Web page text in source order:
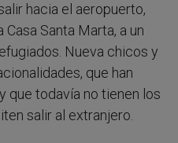
hacia el aeropuerto,
Santa Marta, a un
Nueva chicos y
que han
que todavía no tienen los
salir al extranjero.